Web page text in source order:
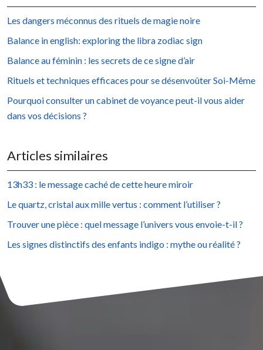
Les dangers méconnus des rituels de magie noire
Balance in english: exploring the libra zodiac sign
Balance au féminin : les secrets de ce signe d’air
Rituels et techniques efficaces pour se désenvoûter Soi-Même
Pourquoi consulter un cabinet de voyance peut-il vous aider
dans vos décisions ?
Articles similaires
13h33 : le message caché de cette heure miroir
Le quartz, cristal aux mille vertus : comment l’utiliser ?
Trouver une pièce : quel message l’univers vous envoie-t-il ?
Les signes distinctifs des enfants indigo : mythe ou réalité ?